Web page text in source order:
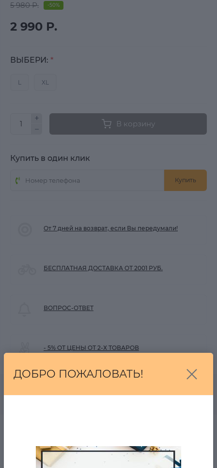
5 980 Р. -50%
2 990 Р.
ВЫБЕРИ: *
L XL
В корзину
Купить в один клик
Купить
От 7 дней на возврат, если Вы передумали!
БЕСПЛАТНАЯ ДОСТАВКА ОТ 2001 РУБ.
ВОПРОС-ОТВЕТ
- 5% ОТ ЦЕНЫ ОТ 2-Х ТОВАРОВ
Цвет:темно-синий агар.
ДОБРО ПОЖАЛОВАТЬ!